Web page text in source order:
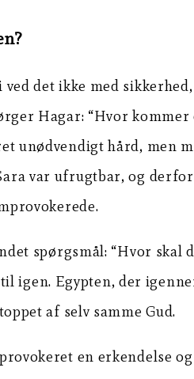
det ikke med
Hagar: “Hvor
unødvendigt hård, men
var ufrugtbar, og
spørgsmål: “Hvor
igen. Egypten, der
af selv samme Gud.
en erkendelse